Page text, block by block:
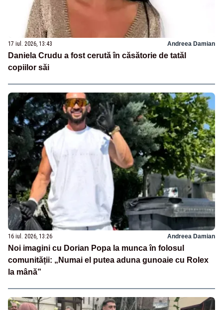
17 iul. 2026, 13:43 Andreea Damian
Daniela Crudu a fost cerută în căsătorie de tatăl
copiilor săi
16 iul. 2026, 13:26 Andreea Damian
Noi imagini cu Dorian Popa la munca în folosul
comunității: „Numai el putea aduna gunoaie cu Rolex
la mână”